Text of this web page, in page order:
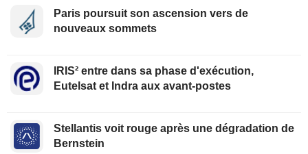
Paris poursuit son ascension vers de
nouveaux sommets
IRIS² entre dans sa phase d'exécution,
Eutelsat et Indra aux avant-postes
Stellantis voit rouge après une dégradation de
Bernstein